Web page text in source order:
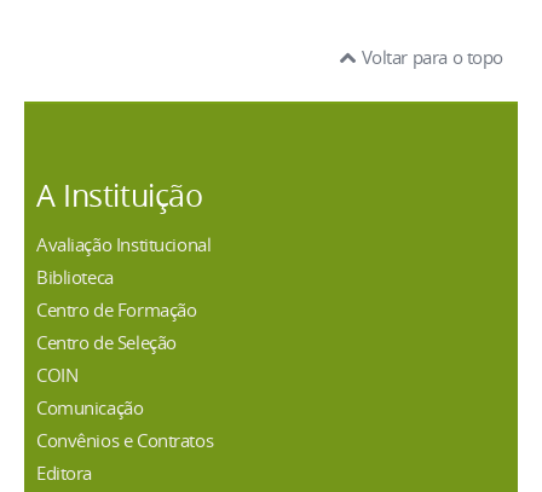
Voltar para o topo
A Instituição
Avaliação Institucional
Biblioteca
Centro de Formação
Centro de Seleção
COIN
Comunicação
Convênios e Contratos
Editora